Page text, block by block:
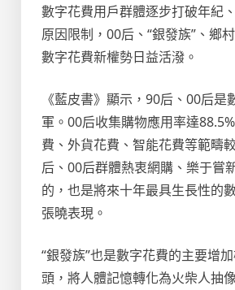
數字花費用戶群體逐步打破年紀
原因限制，00后、“銀發族”、鄉
數字花費新權勢日益活潑。
《藍皮書》顯示，90后、00后是
軍。00后收集購物應用率達
費、外貨花費、智能花費等範疇
后、00后群體熱衷網購、樂于嘗
的，也是將來十年最具生長性的
張曉表現。
“銀發族”也是數字花費的主要增
頭，將人體記憶轉化為火柴人抽